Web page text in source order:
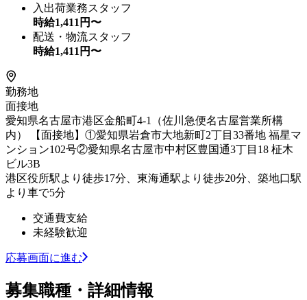
入出荷業務スタッフ
時給1,411 円〜
配送・物流スタッフ
時給1,411 円〜
勤務地
面接地
愛知県名古屋市港区金船町4-1（佐川急便名古屋営業所構
内） 【面接地】①愛知県岩倉市大地新町2丁目33番地 福星マ
ンション102号②愛知県名古屋市中村区豊国通3丁目18 柾木
ビル3B
港区役所駅より徒歩17分、東海通駅より徒歩20分、築地口駅
より車で5分
交通費支給
未経験歓迎
応募画面に進む
募集職種・詳細情報